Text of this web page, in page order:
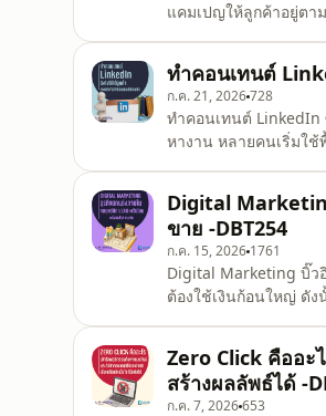
แคมเปญให้ลูกค้าอยู่ตา
เรื่องของ
ทำคอนเทนต์
ก.ค. 21, 2026728
ทำคอนเทนต์ LinkedIn
หางาน หลายคนเริ่มใ
เรื่อย ๆ ซึ่งส่วนใหญ่ไม่
Digital
ขาย -DBT254
ก.ค. 15, 2026 1761
Digital Marketing บิ๊ว
ต้องใช้เงินก้อนใหญ่ ดั
ข้า
Zero Click คืออะ
สร้างผลลัพธ์ได้ -
ก.ค. 7, 2026653